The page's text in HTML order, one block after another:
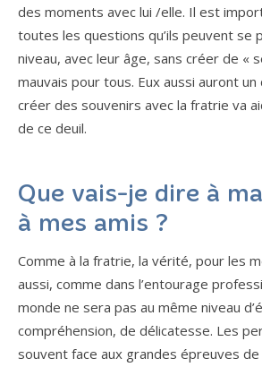
des moments avec lui /elle. Il est
toutes les questions qu’ils peuvent se
niveau, avec leur âge, sans créer de «
mauvais pour tous. Eux aussi auront
créer des souvenirs avec la fratrie va
de ce deuil.
Que vais-je dire à
à mes amis ?
Comme à la fratrie, la vérité, pour les
aussi, comme dans l’entourage
monde ne sera pas au même niveau
compréhension, de délicatesse. Les
souvent face aux grandes épreuves